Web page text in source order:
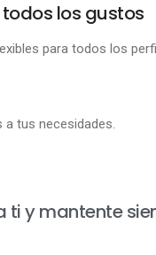
todos los gustos
para todos los
tus necesidades.
ti y mantente